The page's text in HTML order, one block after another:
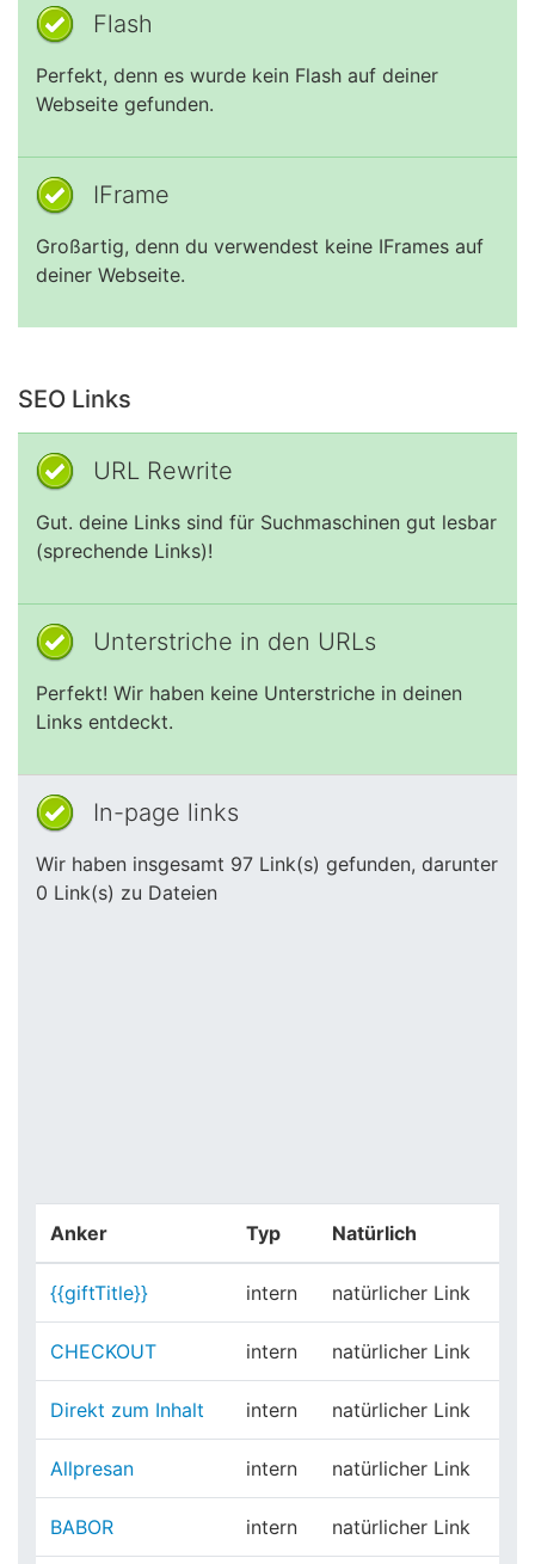
Flash
Perfekt, denn es wurde kein Flash auf deiner
Webseite gefunden.
IFrame
Großartig, denn du verwendest keine IFrames auf
deiner Webseite.
SEO Links
URL Rewrite
Gut. deine Links sind für Suchmaschinen gut lesbar
(sprechende Links)!
Unterstriche in den URLs
Perfekt! Wir haben keine Unterstriche in deinen
Links entdeckt.
In-page links
Wir haben insgesamt 97 Link(s) gefunden, darunter
0 Link(s) zu Dateien
Anker Typ Natürlich
{{giftTitle}} intern natürlicher Link
CHECKOUT intern natürlicher Link
Direkt zum Inhalt intern natürlicher Link
Allpresan intern natürlicher Link
BABOR intern natürlicher Link